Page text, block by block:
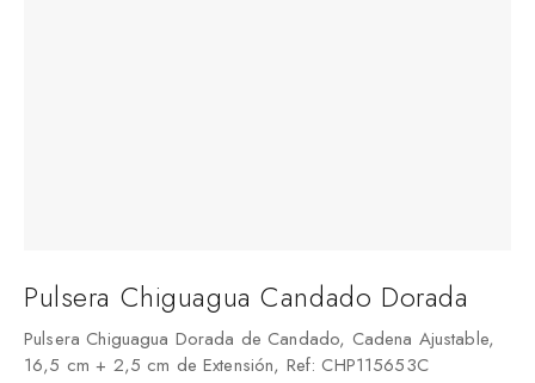
Pulsera Chiguagua Candado Dorada
Pulsera Chiguagua Dorada de Candado, Cadena Ajustable,
16,5 cm + 2,5 cm de Extensión, Ref: CHP115653C